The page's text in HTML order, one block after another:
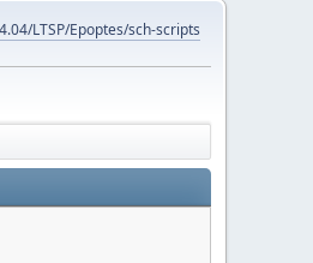
LTSP/Epoptes/sch-scripts